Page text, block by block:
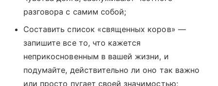
разговора с самим собой;
Составить список «священных коров» —
запишите все то, что кажется
неприкосновенным в вашей жизни, и
подумайте, действительно ли оно так важно
или просто пугает своей значимостью;